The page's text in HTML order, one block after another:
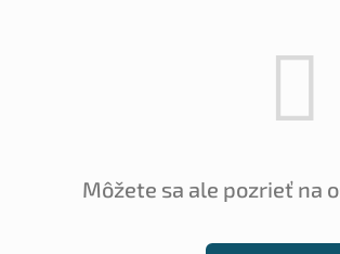
Môžete sa ale pozrieť na